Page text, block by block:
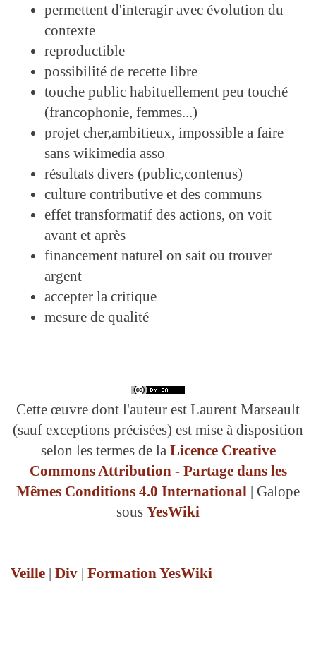
permettent d'interagir avec évolution du
contexte
reproductible
possibilité de recette libre
touche public habituellement peu touché
(francophonie, femmes...)
projet cher,ambitieux, impossible a faire
sans wikimedia asso
résultats divers (public,contenus)
culture contributive et des communs
effet transformatif des actions, on voit
avant et après
financement naturel on sait ou trouver
argent
accepter la critique
mesure de qualité
Cette œuvre dont l'auteur est Laurent Marseault
(sauf exceptions précisées) est mise à disposition
selon les termes de la Licence Creative
Commons Attribution - Partage dans les
Mêmes Conditions 4.0 International | Galope
sous YesWiki
Veille | Div | Formation YesWiki